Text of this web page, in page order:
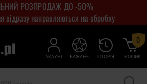
РОЗПРОДАЖ ДО -50%
відразу направляються на обробку
АКАУНТ ІСТОРІЯ
БАЖАНЕ КОШИК
0